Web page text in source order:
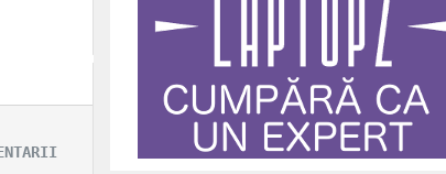
ca sta treaba cu mancarea in SUA. N-am plecat cu multe